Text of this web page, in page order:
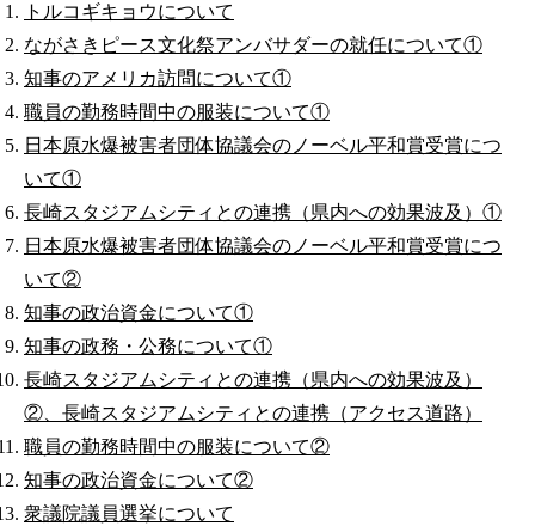
トルコギキョウについて
ながさきピース文化祭アンバサダーの就任について①
知事のアメリカ訪問について①
職員の勤務時間中の服装について①
日本原水爆被害者団体協議会のノーベル平和賞受賞につ
いて①
長崎スタジアムシティとの連携（県内への効果波及）①
日本原水爆被害者団体協議会のノーベル平和賞受賞につ
いて②
知事の政治資金について①
知事の政務・公務について①
長崎スタジアムシティとの連携（県内への効果波及）
②、長崎スタジアムシティとの連携（アクセス道路）
職員の勤務時間中の服装について②
知事の政治資金について②
衆議院議員選挙について